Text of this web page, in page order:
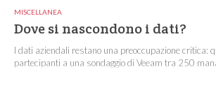
MISCELLANEA
Dove si nascondono i dati?
I dati aziendali restano una preoccupazione critica:
partecipanti a una sondaggio di Veeam tra 250